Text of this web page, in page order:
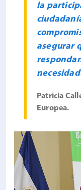
la
asegurar
Patricia
Europea.